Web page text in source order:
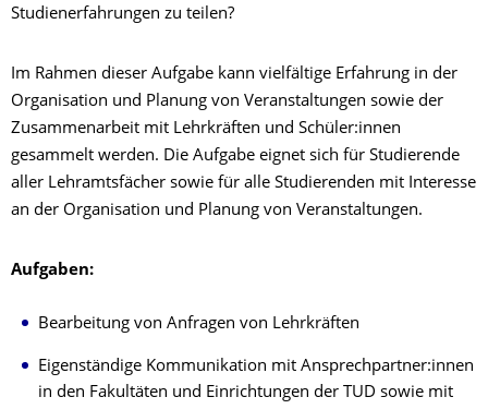
Studienerfahrungen zu teilen?
Im Rahmen dieser Aufgabe kann vielfältige Erfahrung in der
Organisation und Planung von Veranstaltungen sowie der
Zusammenarbeit mit Lehrkräften und Schüler:innen
gesammelt werden. Die Aufgabe eignet sich für Studierende
aller Lehramtsfächer sowie für alle Studierenden mit Interesse
an der Organisation und Planung von Veranstaltungen.
Aufgaben:
Bearbeitung von Anfragen von Lehrkräften
Eigenständige Kommunikation mit Ansprechpartner:innen
in den Fakultäten und Einrichtungen der TUD sowie mit